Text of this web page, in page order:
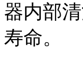
器内部
寿命。